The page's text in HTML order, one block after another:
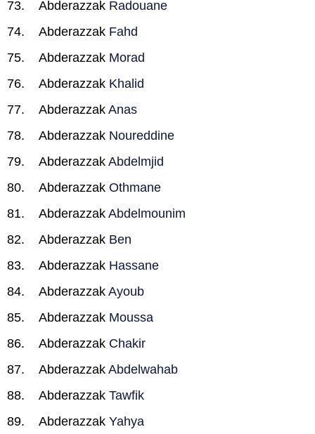
Abderazzak Radouane
Abderazzak Fahd
Abderazzak Morad
Abderazzak Khalid
Abderazzak Anas
Abderazzak Noureddine
Abderazzak Abdelmjid
Abderazzak Othmane
Abderazzak Abdelmounim
Abderazzak Ben
Abderazzak Hassane
Abderazzak Ayoub
Abderazzak Moussa
Abderazzak Chakir
Abderazzak Abdelwahab
Abderazzak Tawfik
Abderazzak Yahya